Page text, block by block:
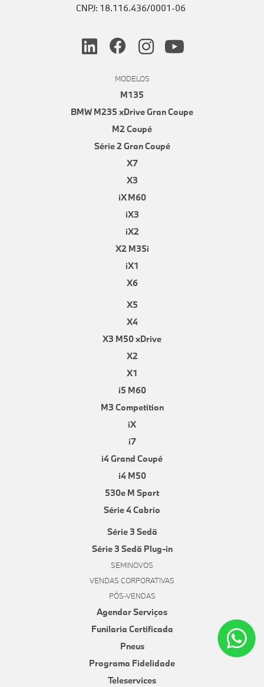
CNPJ: 18.116.436/0001-06
MODELOS
M135
BMW M235 xDrive Gran Coupe
M2 Coupé
Série 2 Gran Coupé
X7
X3
iX M60
iX3
iX2
X2 M35i
iX1
X6
X5
X4
X3 M50 xDrive
X2
X1
i5 M60
M3 Competition
iX
i7
i4 Grand Coupé
i4 M50
530e M Sport
Série 4 Cabrio
Série 3 Sedã
Série 3 Sedã Plug-in
SEMINOVOS
VENDAS CORPORATIVAS
PÓS-VENDAS
Agendar Serviços
Funilaria Certificada
Pneus
Programa Fidelidade
Teleservices